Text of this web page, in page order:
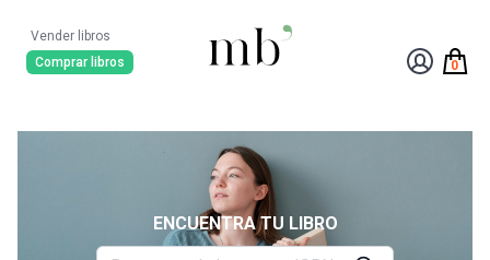
Vender libros
Comprar libros
0
ENCUENTRA TU LIBRO